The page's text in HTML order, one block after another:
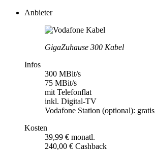
Anbieter
GigaZuhause 300 Kabel
Infos
300 MBit/s
75 MBit/s
mit Telefonflat
inkl. Digital-TV
Vodafone Station (optional): gratis
Kosten
39,99 € monatl.
240,00 € Cashback